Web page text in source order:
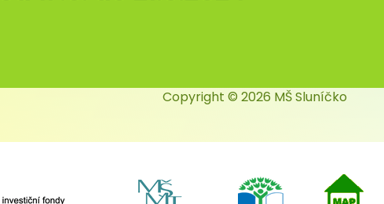
Copyright © 2026 MŠ Sluníčko